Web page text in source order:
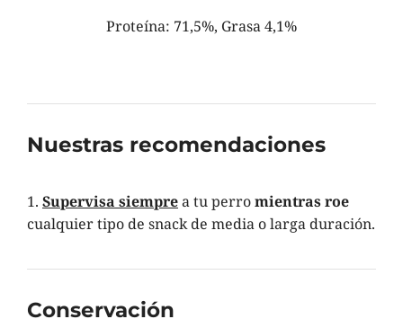
Proteína: 71,5%, Grasa 4,1%
Nuestras recomendaciones
Supervisa siemprea tu perromientras roe
cualquier tipo de snack de media o larga duración.
Conservación